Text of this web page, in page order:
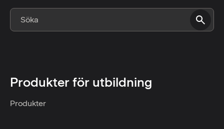
Produkter för utbildning
Produkter